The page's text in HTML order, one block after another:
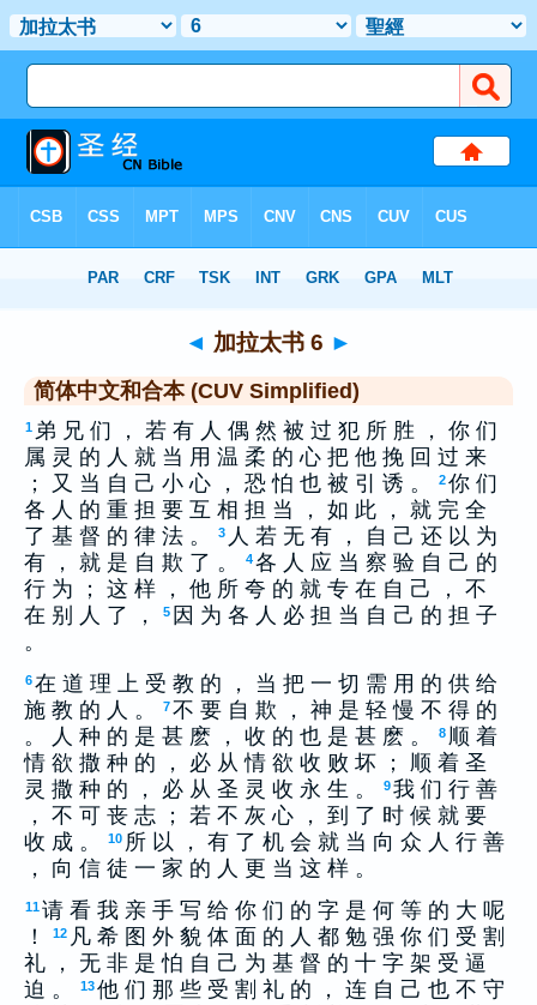
> 加拉太书 6
◄ 加拉太书 6 ►
简体中文和合本 (CUV Simplified)
1 弟 兄 们 ， 若 有 人 偶 然 被 过 犯 所 胜 ， 你 们
属 灵 的 人 就 当 用 温 柔 的 心 把 他 挽 回 过 来
； 又 当 自 己 小 心 ， 恐 怕 也 被 引 诱 。
2你 们
各 人 的 重 担 要 互 相 担 当 ， 如 此 ， 就 完 全
了 基 督 的 律 法 。
3 人 若 无 有 ， 自 己 还 以 为
有 ， 就 是 自 欺 了 。
4各 人 应 当 察 验 自 己 的
行 为 ； 这 样 ， 他 所 夸 的 就 专 在 自 己 ， 不
在 别 人 了 ，
5 因 为 各 人 必 担 当 自 己 的 担 子
。
6在 道 理 上 受 教 的 ， 当 把 一 切 需 用 的 供 给
施 教 的 人 。
7不 要 自 欺 ， 神 是 轻 慢 不 得 的
。 人 种 的 是 甚 麽 ， 收 的 也 是 甚 麽 。
8 顺 着
情 欲 撒 种 的 ， 必 从 情 欲 收 败 坏 ； 顺 着 圣
灵 撒 种 的 ， 必 从 圣 灵 收 永 生 。
9我 们 行 善
， 不 可 丧 志 ； 若 不 灰 心 ， 到 了 时 候 就 要
收 成 。
10 所 以 ， 有 了 机 会 就 当 向 众 人 行 善
， 向 信 徒 一 家 的 人 更 当 这 样 。
11请 看 我 亲 手 写 给 你 们 的 字 是 何 等 的 大 呢
！
12 凡 希 图 外 貌 体 面 的 人 都 勉 强 你 们 受 割
礼 ， 无 非 是 怕 自 己 为 基 督 的 十 字 架 受 逼
迫 。
13他 们 那 些 受 割 礼 的 ， 连 自 己 也 不 守